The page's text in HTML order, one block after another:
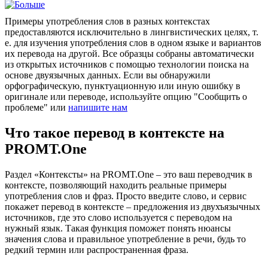
Примеры употребления слов в разных контекстах
предоставляются исключительно в лингвистических целях, т.
е. для изучения употребления слов в одном языке и вариантов
их перевода на другой. Все образцы собраны автоматически
из открытых источников с помощью технологии поиска на
основе двуязычных данных. Если вы обнаружили
орфографическую, пунктуационную или иную ошибку в
оригинале или переводе, используйте опцию "Сообщить о
проблеме" или напишите нам
Что такое перевод в контексте на
PROMT.One
Раздел «Контексты» на PROMT.One – это ваш переводчик в
контексте, позволяющий находить реальные примеры
употребления слов и фраз. Просто введите слово, и сервис
покажет перевод в контексте – предложения из двухъязычных
источников, где это слово используется с переводом на
нужный язык. Такая функция поможет понять нюансы
значения слова и правильное употребление в речи, будь то
редкий термин или распространенная фраза.